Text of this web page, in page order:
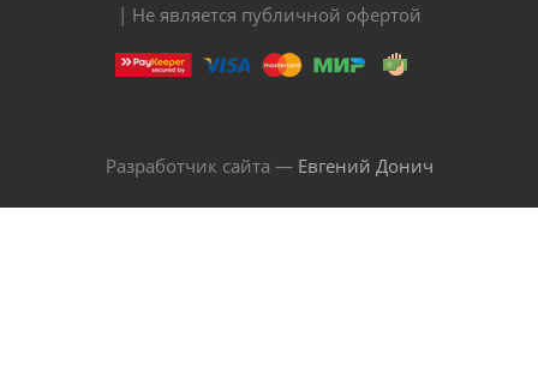
| Не является публичной офертой
Разработчик сайта — Евгений Донич